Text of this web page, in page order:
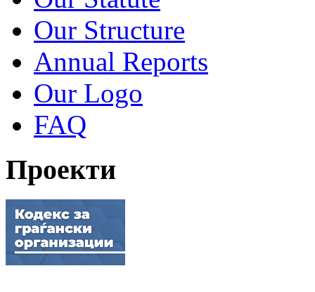
Our Structure
Annual Reports
Our Logo
FAQ
Проекти